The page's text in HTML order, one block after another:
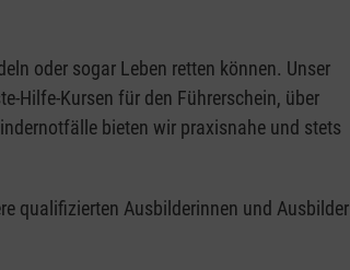
oder sogar Leben retten können. Unser
Hilfe-Kursen für den Führerschein, über
bieten wir praxisnahe und stets
qualifizierten Ausbilderinnen und Ausbilder